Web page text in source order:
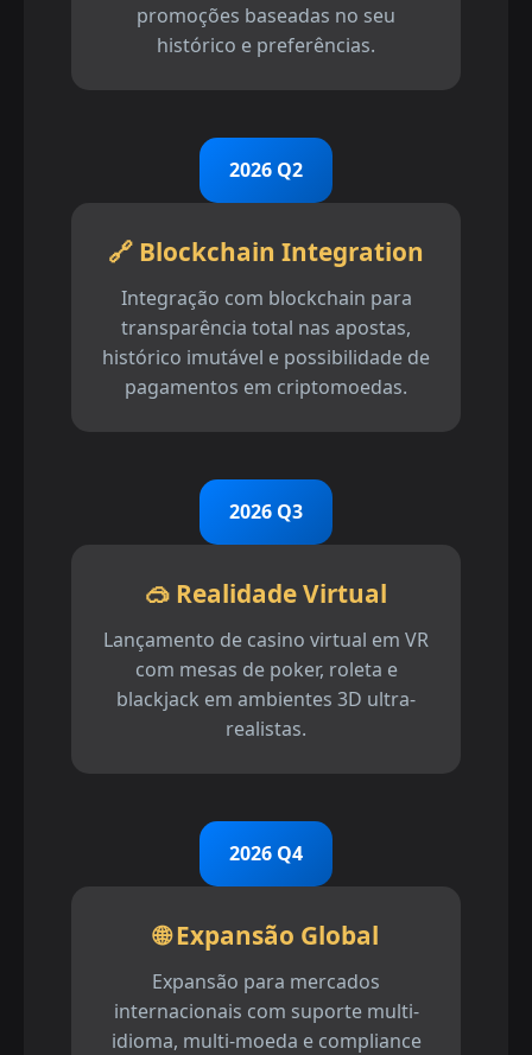
promoções baseadas no seu
histórico e preferências.
2026 Q2
🔗 Blockchain Integration
Integração com blockchain para
transparência total nas apostas,
histórico imutável e possibilidade de
pagamentos em criptomoedas.
2026 Q3
🥽 Realidade Virtual
Lançamento de casino virtual em VR
com mesas de poker, roleta e
blackjack em ambientes 3D ultra-
realistas.
2026 Q4
🌐 Expansão Global
Expansão para mercados
internacionais com suporte multi-
idioma, multi-moeda e compliance